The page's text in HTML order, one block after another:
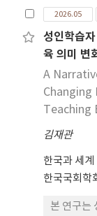
2026.05
성인학습
육 의미 변
A
Changing
Teaching
김재관
한국과 세계
한국국회학
본 연구는